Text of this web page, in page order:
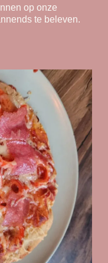
op onze
te beleven.